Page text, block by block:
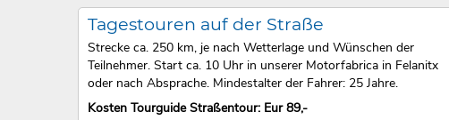
Tagestouren auf der Straße
Strecke ca. 250 km, je nach Wetterlage und Wünschen der
Teilnehmer. Start ca. 10 Uhr in unserer Motorfabrica in Felanitx
oder nach Absprache. Mindestalter der Fahrer: 25 Jahre.
Kosten Tourguide Straßentour: Eur 89,-